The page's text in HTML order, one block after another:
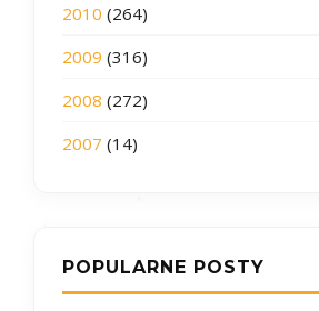
2010 (264)
2009 (316)
2008 (272)
2007 (14)
POPULARNE POSTY